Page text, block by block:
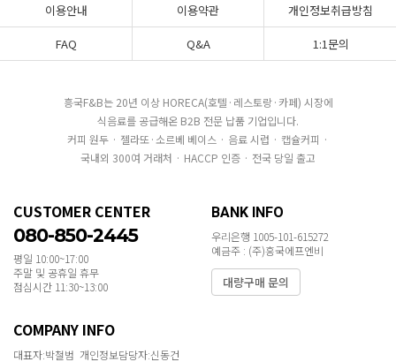
이용안내 이용약관
개인정보취급방침
FAQ
Q&A 1:1문의
흥국F&B는 20년 이상 HORECA(호텔·레스토랑·카페) 시장에
식음료를 공급해온 B2B 전문 납품 기업입니다.
커피 원두 · 젤라또·소르베 베이스 · 음료 시럽 · 캡슐커피 ·
국내외 300여 거래처 · HACCP 인증 · 전국 당일 출고
CUSTOMER CENTER
080-850-2445
평일 10:00~17:00
주말 및 공휴일 휴무
점심시간 11:30~13:00
BANK INFO
우리은행 1005-101-615272
예금주 : (주)흥국에프엔비
대량구매 문의
COMPANY INFO
대표자:박철범 개인정보담당자:신동건